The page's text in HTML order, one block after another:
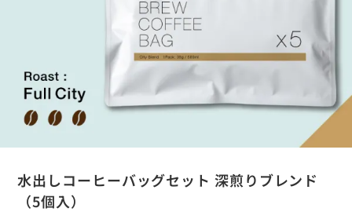
水出しコーヒーバッグセット 深煎りブレンド
（5個入）